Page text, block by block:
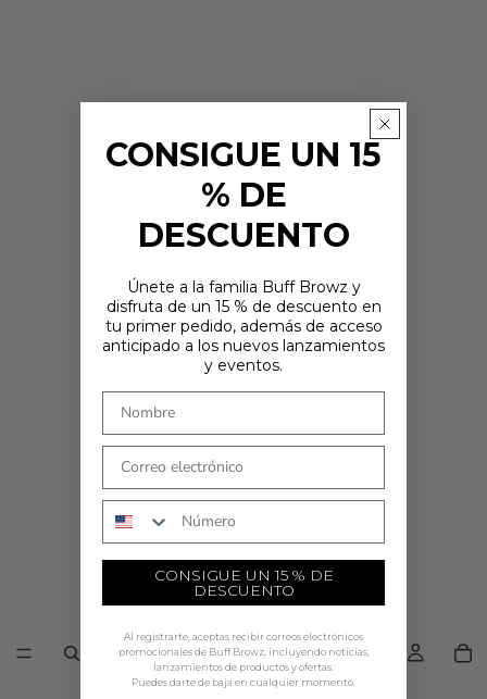
¿ESTÁS EN EL LUGAR CORRECTO?
Parece que estás en
. Elige dónde te gustaría comprar: los precios y
las opciones de envío se actualizarán en función de tu elección.
COMPRAR AHORA
CONSIGUE UN 15
% DE
DESCUENTO
Únete a la familia Buff Browz y
disfruta de un 15 % de descuento en
tu primer pedido, además de acceso
anticipado a los nuevos lanzamientos
y eventos.
CONSIGUE UN 15 % DE
DESCUENTO
Al registrarte, aceptas recibir correos electrónicos
promocionales de Buff Browz, incluyendo noticias,
lanzamientos de productos y ofertas.
Puedes darte de baja en cualquier momento.